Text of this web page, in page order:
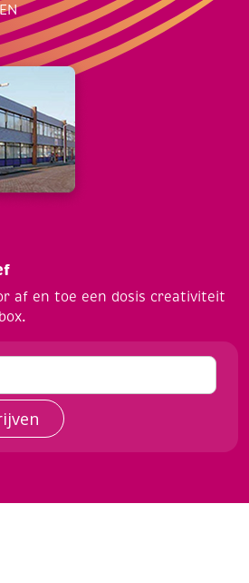
af en toe een dosis creativiteit